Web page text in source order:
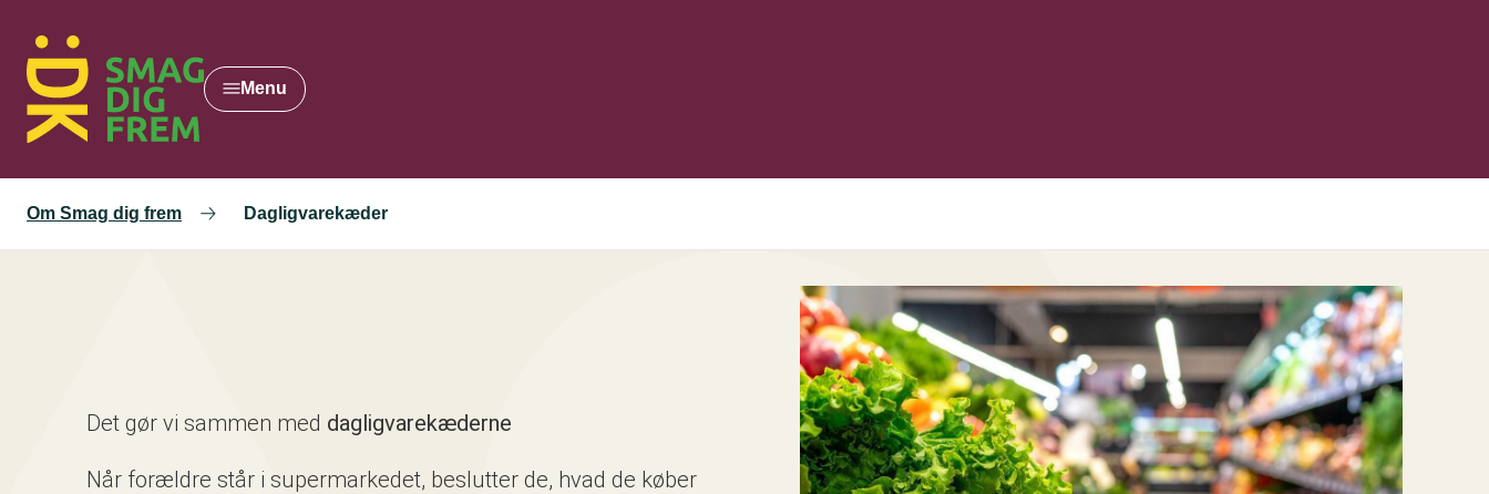
hovedindhold
Menu
Om Smag dig frem Dagligvarekæder
Det gør vi sammen med dagligvarekæderne
Når forældre står i supermarkedet, beslutter de, hvad de køber